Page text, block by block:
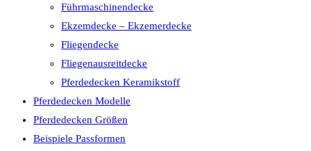
Führmaschinendecke
Ekzemdecke – Ekzemerdecke
Fliegendecke
Fliegenausreitdecke
Pferdedecken Keramikstoff
Pferdedecken Modelle
Pferdedecken Größen
Beispiele Passformen